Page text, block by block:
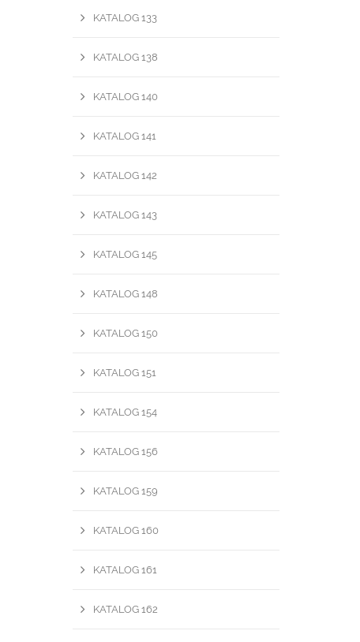
KATALOG 133
KATALOG 138
KATALOG 140
KATALOG 141
KATALOG 142
KATALOG 143
KATALOG 145
KATALOG 148
KATALOG 150
KATALOG 151
KATALOG 154
KATALOG 156
KATALOG 159
KATALOG 160
KATALOG 161
KATALOG 162